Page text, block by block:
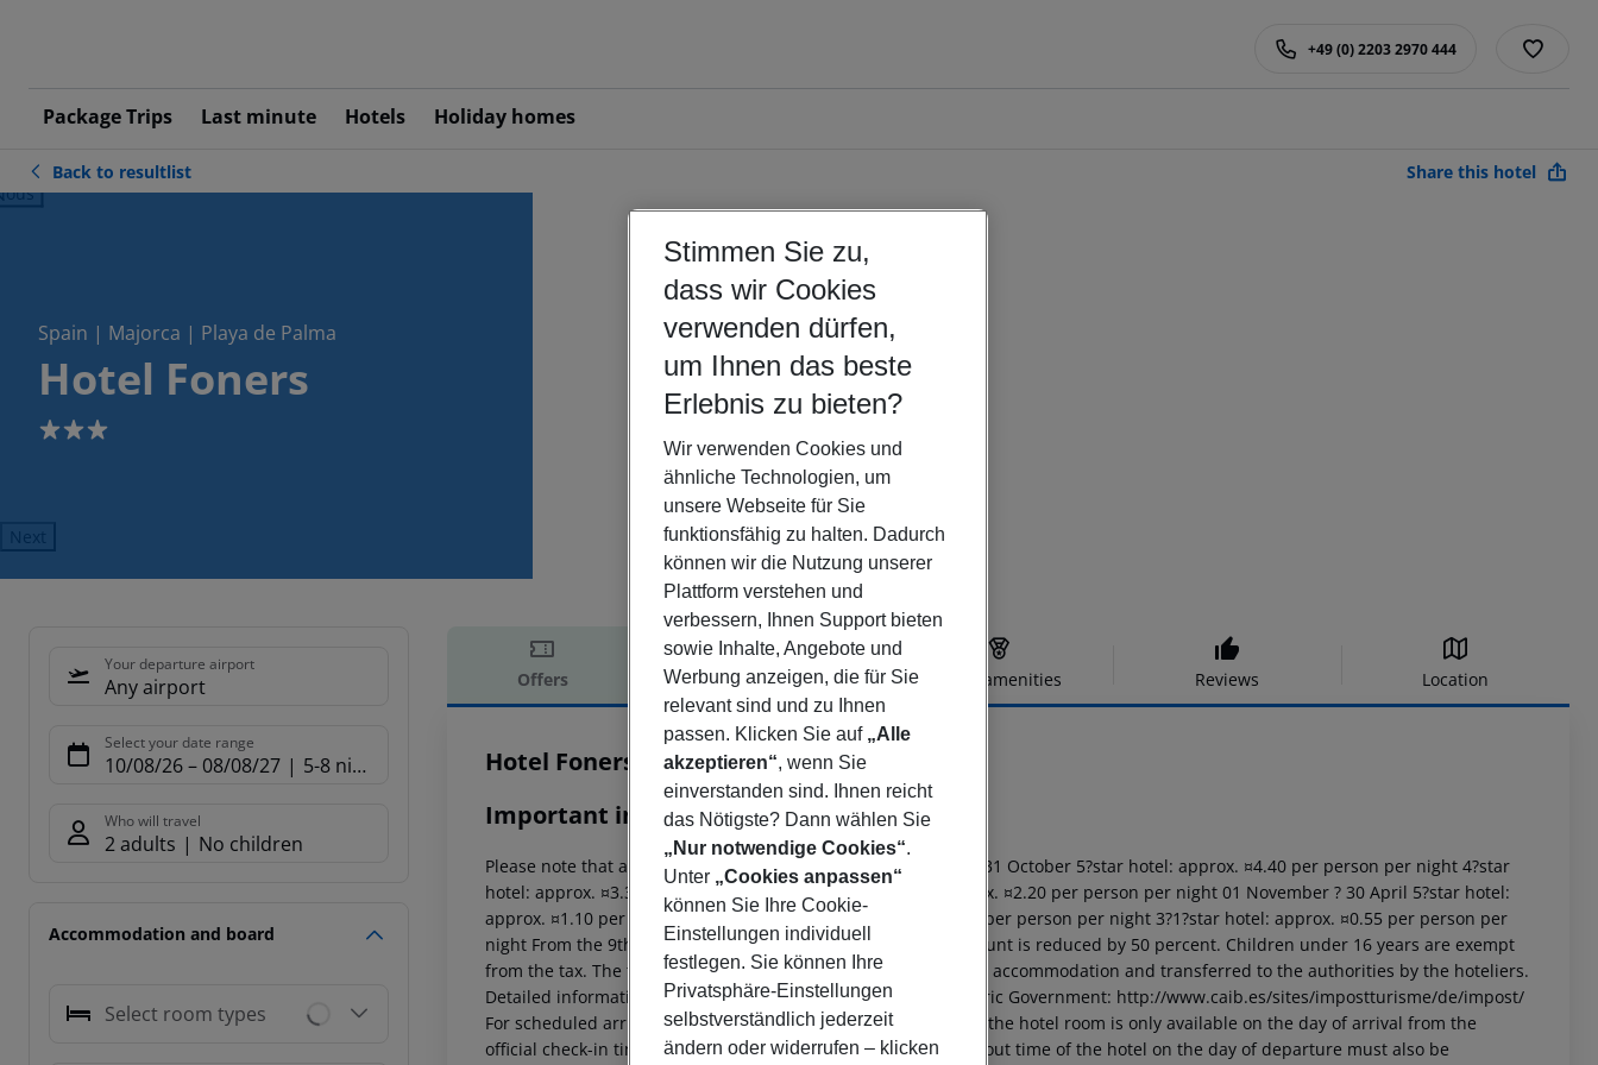
Package Trips Last minute Hotels Holiday homes
+49 (0) 2203 2970 444
Back to resultlist Share this hotel
Spain | Majorca | Playa de Palma
Hotel Foners
3
Next
Your departure airport
Any airport
Select your date range
10/08/26– 08/08/27 5-8 nights
Who will travel
2 adults No children
Accommodation and board
Select room types
Offers Offer description Hotel amenities Reviews Location
Offer description
Hotel Foners
Important info
Please note that a tourist tax is charged on Mallorca. 01 May ? 31 October 5?star hotel: approx. ¤4.40 per person per night 4?star
hotel: approx. ¤3.30 per person per night 3?1?star hotel: approx. ¤2.20 per person per night 01 November ? 30 April 5?star hotel:
approx. ¤1.10 per person per night 4?star hotel: approx. ¤0.83 per person per night 3?1?star hotel: approx. ¤0.55 per person per
night From the 9th night in the same accommodation, the amount is reduced by 50 percent. Children under 16 years are exempt
from the tax. The tax is charged to guests on site at the booked accommodation and transferred to the authorities by the hoteliers.
Detailed information can be found on the website of the Balearic Government: http://www.caib.es/sites/impostturisme/de/impost/
For scheduled arrivals in the destination area from 04:00 a.m., the hotel room is only available on the day of arrival from the
official check-in time of the respective hotel. The official check-out time of the hotel on the day of departure must also be
Stimmen Sie zu,
dass wir Cookies
verwenden dürfen,
um Ihnen das beste
Erlebnis zu bieten?
Wir verwenden Cookies und
ähnliche Technologien, um
unsere Webseite für Sie
funktionsfähig zu halten. Dadurch
können wir die Nutzung unserer
Plattform verstehen und
verbessern, Ihnen Support bieten
sowie Inhalte, Angebote und
Werbung anzeigen, die für Sie
relevant sind und zu Ihnen
passen. Klicken Sie auf „Alle
akzeptieren“, wenn Sie
einverstanden sind. Ihnen reicht
das Nötigste? Dann wählen Sie
„Nur notwendige Cookies“.
Unter „Cookies anpassen“
können Sie Ihre Cookie-
Einstellungen individuell
festlegen. Sie können Ihre
Privatsphäre-Einstellungen
selbstverständlich jederzeit
ändern oder widerrufen – klicken